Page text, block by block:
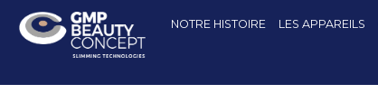
NOTRE HISTOIRE LES APPAREILS